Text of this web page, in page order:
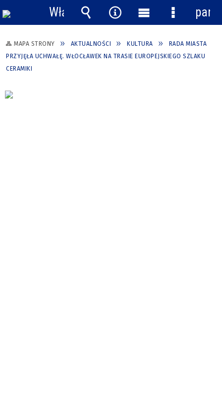
MAPA STRONY AKTUALNOŚCI KULTURA
RADA MIASTA
PRZYJĘŁA UCHWAŁĘ. WŁOCŁAWEK NA TRASIE EUROPEJSKIEGO SZLAKU
CERAMIKI
Włącz
powiadomienia
Wyszukiwarka
Narzędzia
Menu
główne
Menu
panel